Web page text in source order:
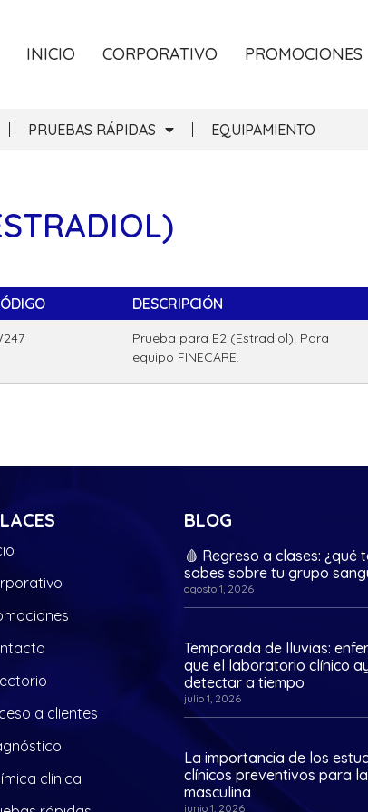
INICIO CORPORATIVO PROMOCIONES
PRUEBAS RÁPIDAS EQUIPAMIENTO
DESCRIPCIÓN
Prueba para E2 (Estradiol). Para
equipo FINECARE.
a clientes
clínica
BLOG
🩸 Regreso a clases: ¿qué
sabes sobre tu grupo
agosto 1, 2026
Temporada de lluvias:
que el laboratorio clínico
detectar a tiempo
julio 1, 2026
La importancia de los
clínicos preventivos para
masculina
junio 1, 2026